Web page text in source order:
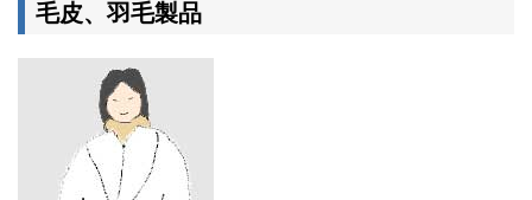
毛皮、羽毛製品